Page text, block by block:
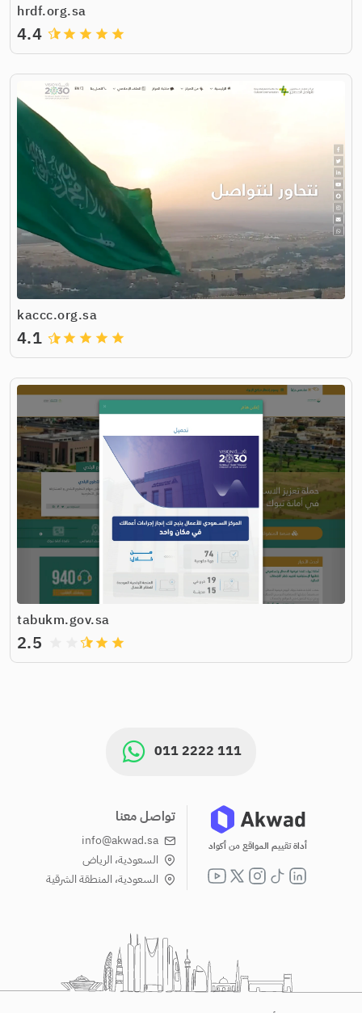
hrdf.org.sa
grade
grade
grade
grade
4.4
kaccc.org.sa
grade
grade
grade
grade
4.1
tabukm.gov.sa
grade
grade
2.5
011 2222 111
أداة تقييم المواقع من أكواد
تواصل معنا
info@akwad.sa
السعودية، الرياض
السعودية، المنطقة الشرقية